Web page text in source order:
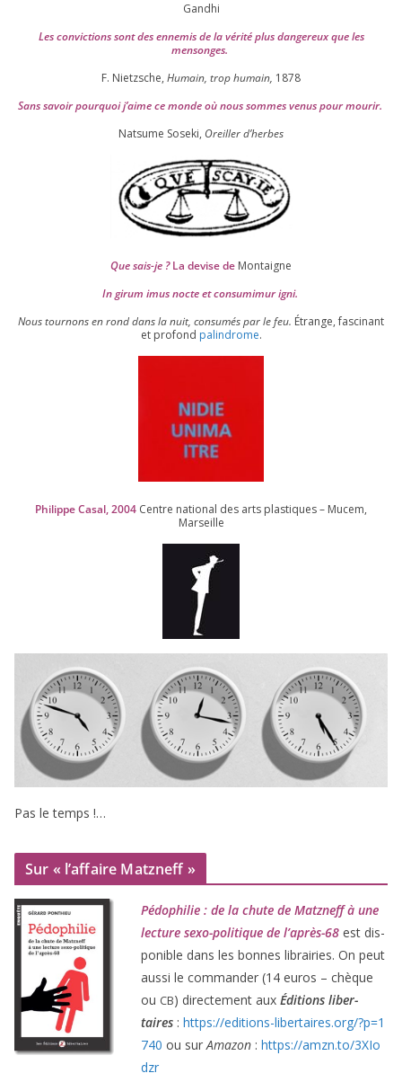
Gandhi
Les convic­tions sont des enne­mis de la véri­té plus dan­ge­reux que les
mensonges.
F. Nietzsche, Humain, trop humain, 1878
Sans savoir pour­quoi j’aime ce monde où nous sommes venus pour mourir.
Natsume Soseki, Oreiller d’herbes
Que sais-je ?La devise de Montaigne
In girum imus nocte et consu­mi­mur igni.
Nous tour­nons en rond dans la nuit, consu­més par le feu. Étrange, fas­ci­nant
et pro­fond palin­drome.
Philippe Casal,2004 Centre natio­nal des arts plas­tiques – Mucem,
Marseille
Pas le temps !…
Sur « l’affaire Matzneff »
Pédophilie : de la chute de Matzneff à une
lec­ture sexo-poli­tique de l’après-68 est dis­
po­nible dans les bonnes librai­ries. On peut
aus­si le com­man­der (14 euros – chèque
ou CB) direc­te­ment aux Éditions liber­
taires : https://​edi​tions​-liber​taires​.org/​?​p​=​1
740 ou surAmazon : https://​amzn​.to/​3​X​I​o​
dzr